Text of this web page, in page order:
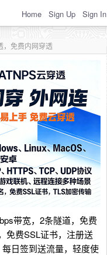
Home Sign Up Sign In
，免费内网穿透
带宽，2条隧道，免费
免费SSL证书，注册送
日签到送流量，轻度使